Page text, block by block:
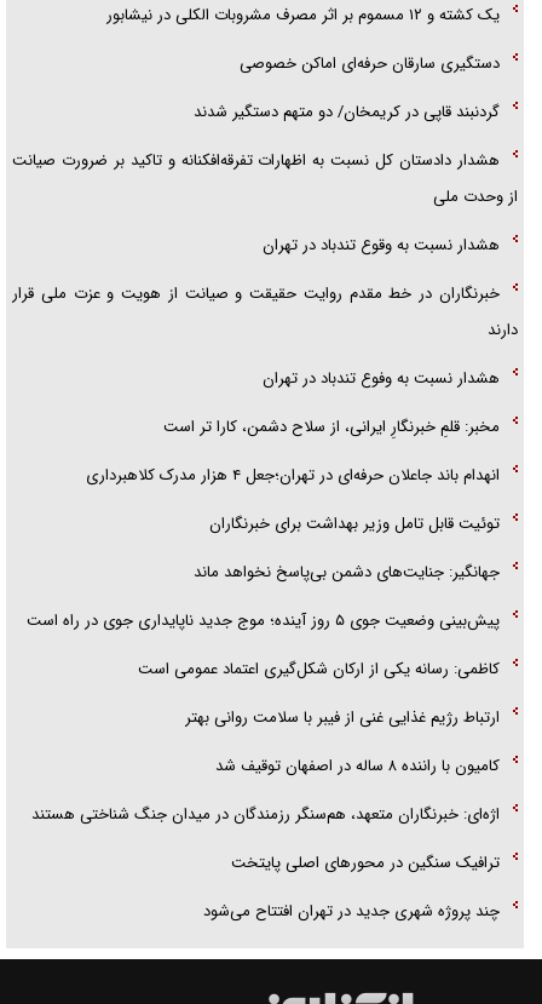
یک کشته و ۱۲ مسموم بر اثر مصرف مشروبات الکلی در نیشابور
دستگیری سارقان حرفه‌ای اماکن خصوصی
گردنبند قاپی در کریمخان/ دو متهم دستگیر شدند
هشدار دادستان کل نسبت به اظهارات تفرقه‌افکنانه و تاکید بر ضرورت صیانت
از وحدت ملی
هشدار نسبت به وقوع تندباد در تهران
خبرنگاران در خط مقدم روایت حقیقت و صیانت از هویت و عزت ملی قرار
دارند
هشدار نسبت به وفوع تندباد در تهران
مخبر: قلمِ خبرنگارِ ایرانی، از سلاح دشمن، کارا تر است
انهدام باند جاعلان حرفه‌ای در تهران؛جعل ۴ هزار مدرک کلاهبرداری
توئیت قابل تامل وزیر بهداشت برای خبرنگاران
جهانگیر: جنایت‌های دشمن بی‌پاسخ نخواهد ماند
پیش‌بینی وضعیت جوی ۵ روز آینده؛ موج جدید ناپایداری جوی در راه است
کاظمی: رسانه یکی از ارکان شکل‌گیری اعتماد عمومی است
ارتباط رژیم غذایی غنی از فیبر با سلامت روانی بهتر
کامیون با راننده ۸ ساله در اصفهان توقیف شد
اژه‌ای: خبرنگاران متعهد، هم‌سنگر رزمندگان در میدان جنگ شناختی هستند
ترافیک سنگین در محورهای اصلی پایتخت
چند پروژه شهری جدید در تهران افتتاح می‌شود